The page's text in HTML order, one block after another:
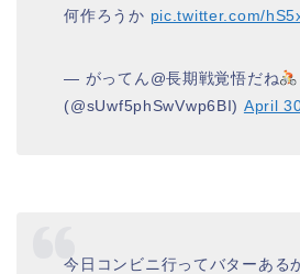
何作ろうか pic.twitter.com/
— がってん@長期戦覚悟だね
(@sUwf5phSwVwp6BI) April
今日コンビニ行ってバターある